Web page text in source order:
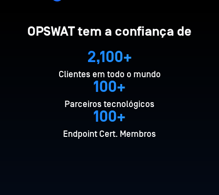
OPSWAT tem a confiança de
2,100+
Clientes em todo o mundo
100+
Parceiros tecnológicos
100+
Endpoint Cert. Membros